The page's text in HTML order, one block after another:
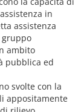
in
assistenza
ambito
pubblica ed
svolte con la
appositamente